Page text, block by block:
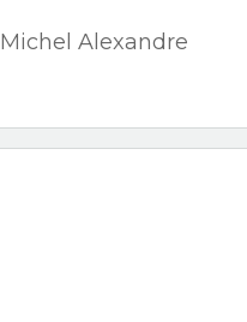
Michel Alexandre